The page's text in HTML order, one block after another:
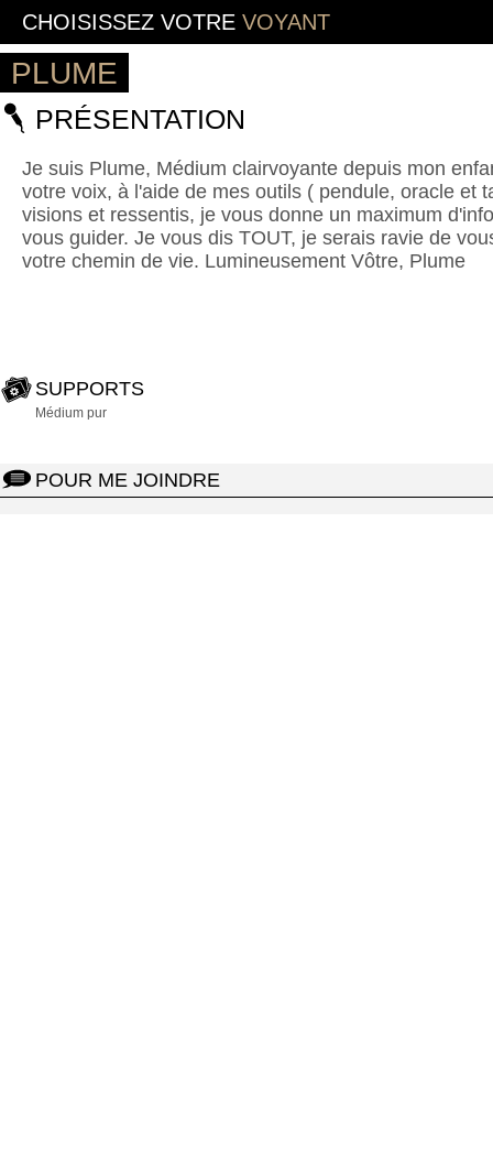
CHOISISSEZ VOTRE VOYANT
PLUME
PRÉSENTATION
Je suis Plume, Médium clairvoyante depuis mon
votre voix, à l'aide de mes outils ( pendule, oracle et
visions et ressentis, je vous donne un maximum
vous guider. Je vous dis TOUT, je serais ravie de
votre chemin de vie. Lumineusement Vôtre, Plume
SUPPORTS
Médium pur
POUR ME JOINDRE